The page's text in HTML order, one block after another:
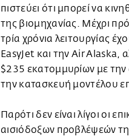
πιστεύει ότι μπορεί να
της βιομηχανίας. Μέχρι
τρία χρόνια λειτουργίας
EasyJet και την Air Alaska,
$235 εκατομμυρίων με την
την κατασκευή μοντέλου
Παρότι δεν είναι λίγοι οι
αισιόδοξων προβλέψεών